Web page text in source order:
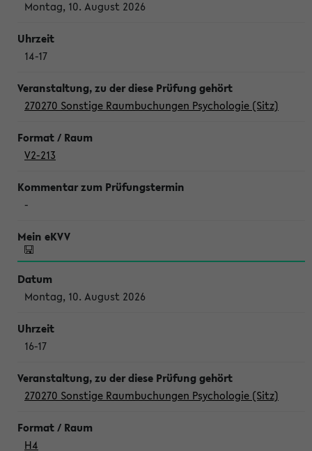
Montag, 10. August 2026
14-17
270270 Sonstige Raumbuchungen Psychologie (Sitz)
V2-213
-
Montag, 10. August 2026
16-17
270270 Sonstige Raumbuchungen Psychologie (Sitz)
H4